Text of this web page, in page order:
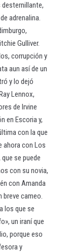
desternillante,
adrenalina.
Gulliver.
corrupción y
aun así de un
y lo dejó
Lennox,
de Irvine
en Escoria y,
con la que
ahora con Los
se puede
con su novia,
con Amanda
breve cameo.
los que se
un iraní que
porque eso
y